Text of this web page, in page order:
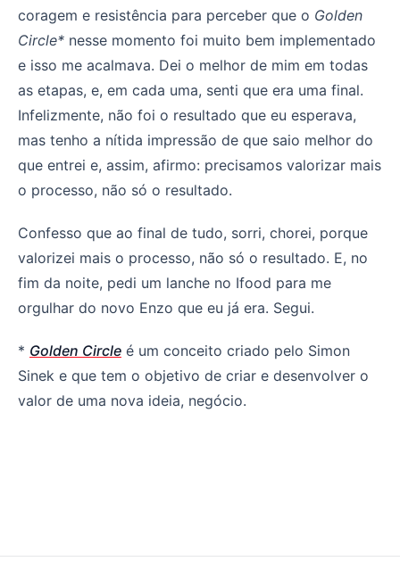
coragem e resistência para perceber que o Golden
Circle* nesse momento foi muito bem implementado
e isso me acalmava. Dei o melhor de mim em todas
as etapas, e, em cada uma, senti que era uma final.
Infelizmente, não foi o resultado que eu esperava,
mas tenho a nítida impressão de que saio melhor do
que entrei e, assim, afirmo: precisamos valorizar mais
o processo, não só o resultado.
Confesso que ao final de tudo, sorri, chorei, porque
valorizei mais o processo, não só o resultado. E, no
fim da noite, pedi um lanche no Ifood para me
orgulhar do novo Enzo que eu já era. Segui.
* Golden Circle é um conceito criado pelo Simon
Sinek e que tem o objetivo de criar e desenvolver o
valor de uma nova ideia, negócio.